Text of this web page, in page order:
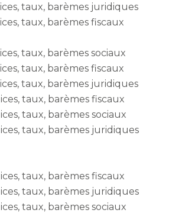
taux, barèmes juridiques
taux, barèmes fiscaux
taux, barèmes sociaux
taux, barèmes fiscaux
taux, barèmes juridiques
taux, barèmes fiscaux
taux, barèmes sociaux
taux, barèmes juridiques
taux, barèmes fiscaux
taux, barèmes juridiques
taux, barèmes sociaux